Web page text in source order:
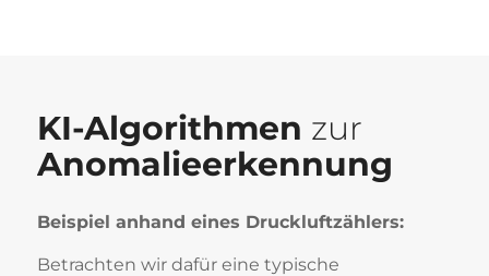
KI-Algorithmen zur
Anomalieerkennung
Beispiel anhand eines Druckluftzählers:
Betrachten wir dafür eine typische